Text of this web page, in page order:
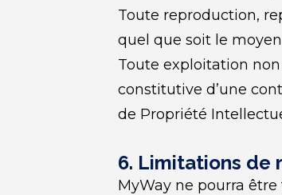
Toute reproduction,
quel que soit le
Toute exploitation
constitutive d’une
de Propriété
6. Limitations de
MyWay ne pourra